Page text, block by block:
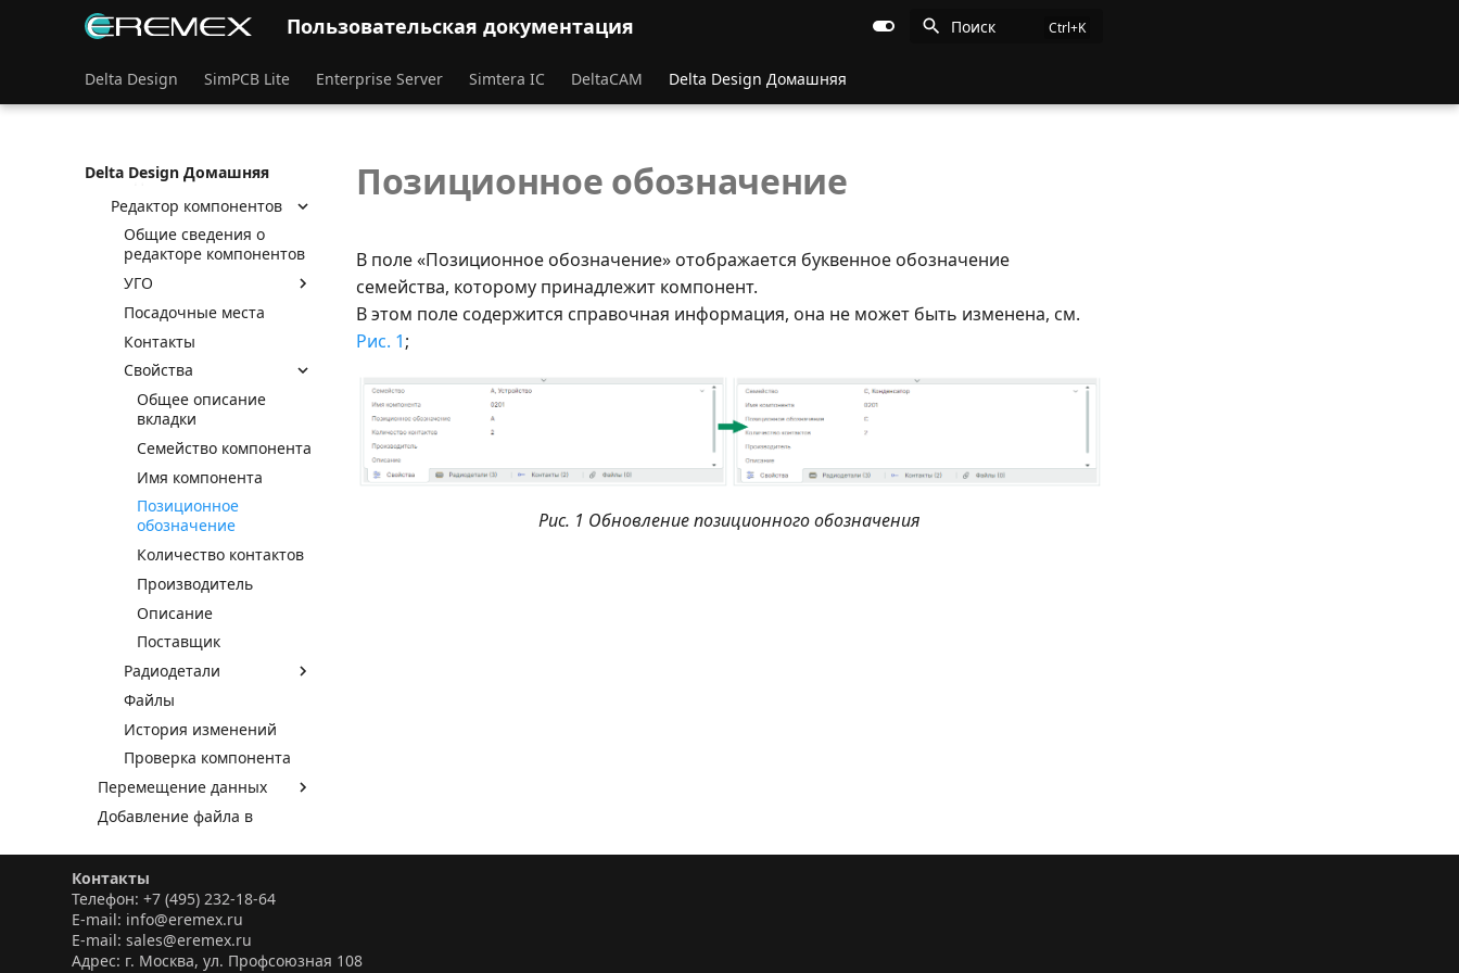
Пользовательская документация Поиск
Delta Design SimPCB Lite Enterprise Server Simtera IC DeltaCAM Delta Design Домашняя
Delta Design Домашняя
Контактные площадки
Условные графические
создании компонентов
Редактор компонентов
Общие сведения о
редакторе компонентов
УГО
Посадочные места
Контакты
Свойства
Общее описание
вкладки
Семейство компонента
Имя компонента
Позиционное
обозначение
Количество контактов
Производитель
Описание
Поставщик
Радиодетали
Файлы
История изменений
Проверка компонента
Перемещение данных
Добавление файла в
Проекты
Графический редактор
Электрические схемы
Позиционное обозначение
В поле «Позиционное обозначение» отображается буквенное обозначение
семейства, которому принадлежит компонент.
В этом поле содержится справочная информация, она не может быть изменена, см.
Рис. 1;
Рис. 1 Обновление позиционного обозначения
Контакты
Телефон: +7 (495) 232-18-64
E-mail: info@eremex.ru
E-mail: sales@eremex.ru
Адрес: г. Москва, ул. Профсоюзная 108